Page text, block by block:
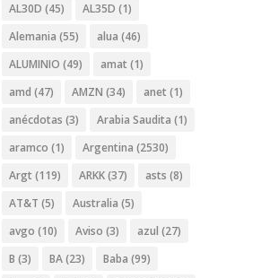
AL30D (45) AL35D (1)
Alemania (55) alua (46)
ALUMINIO (49) amat (1)
amd (47) AMZN (34) anet (1)
anécdotas (3) Arabia Saudita (1)
aramco (1) Argentina (2530)
Argt (119) ARKK(37) asts (8)
AT&T (5) Australia (5)
avgo (10) Aviso (3) azul (27)
B (3) BA(23) Baba (99)